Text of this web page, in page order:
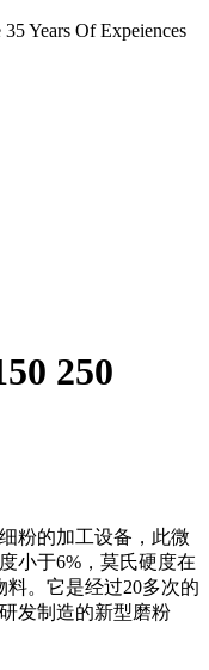
Years Of Expeiences
250
粉的加工设备，此微
小于6%，莫氏硬度在
。它是经过20多次的
发制造的新型磨粉